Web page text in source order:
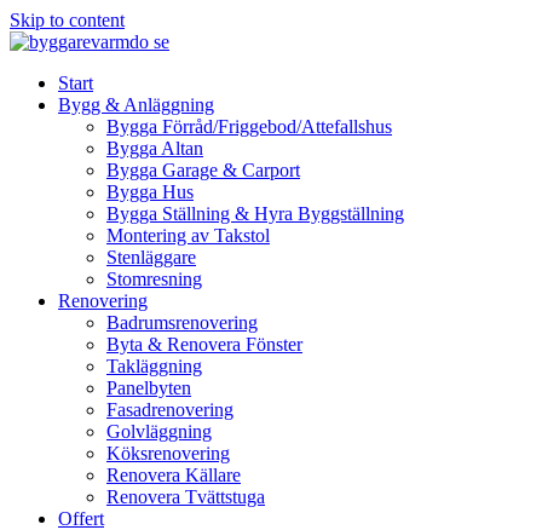
Skip to content
Start
Bygg & Anläggning
Bygga Förråd/Friggebod/Attefallshus
Bygga Altan
Bygga Garage & Carport
Bygga Hus
Bygga Ställning & Hyra Byggställning
Montering av Takstol
Stenläggare
Stomresning
Renovering
Badrumsrenovering
Byta & Renovera Fönster
Takläggning
Panelbyten
Fasadrenovering
Golvläggning
Köksrenovering
Renovera Källare
Renovera Tvättstuga
Offert